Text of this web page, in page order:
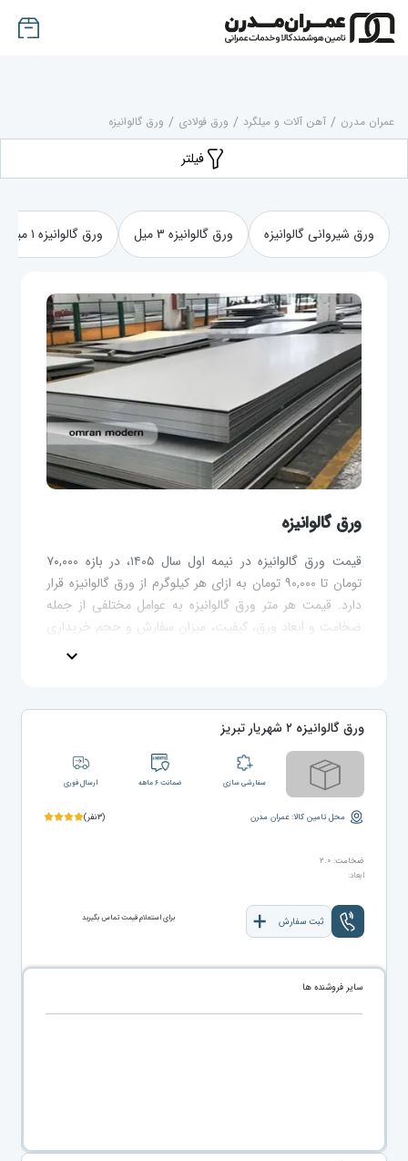
عمران مدرن / آهن آلات و میلگرد / ورق فولادی / ورق گالوانیزه
ورق شیروانی گالوانیزه ورق گالوانیزه ۳ میل ورق گالوانیزه ۱ میل
ورق گالوانیزه
قیمت ورق گالوانیزه در نیمه اول سال ۱۴۰۵، در بازه ۷۰,۰۰۰
تومان تا ۹۰,۰۰۰ تومان به ازای هر کیلوگرم از ورق گالوانیزه قرار
دارد. قیمت هر متر ورق گالوانیزه به عوامل مختلفی از جمله
ضخامت و ابعاد ورق، کیفیت، میزان سفارش و حجم خریداری
expand_more
فیلتر
ورق گالوانیزه ۲ شهریار تبریز
سفارشی سازی ضمانت ۶ ماهه ارسال فوری
محل تامین کالا: عمران مدرن (۳نفر)
ضخامت: ۲.۰
ابعاد:
ثبت سفارش برای استعلام قیمت تماس بگیرید
سایر فروشنده ها